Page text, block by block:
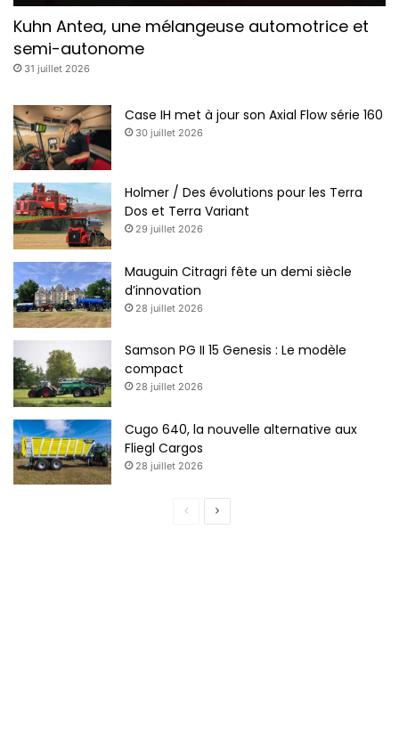
Kuhn Antea, une mélangeuse automotrice et
semi-autonome
31 juillet 2026
Case IH met à jour son Axial Flow série 160
30 juillet 2026
Holmer / Des évolutions pour les Terra
Dos et Terra Variant
29 juillet 2026
Mauguin Citragri fête un demi siècle
d’innovation
28 juillet 2026
Samson PG II 15 Genesis : Le modèle
compact
28 juillet 2026
Cugo 640, la nouvelle alternative aux
Fliegl Cargos
28 juillet 2026
Page
Page